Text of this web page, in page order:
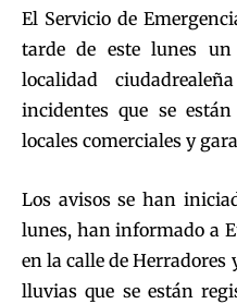
El Servicio de
tarde de este lunes
localidad
incidentes que se
locales comerciales y
Los avisos se han
lunes, han informado a
en la calle de Herradores
lluvias que se están